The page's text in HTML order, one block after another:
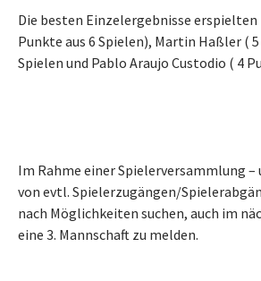
Die besten Einzelergebnisse erspielten
Punkte aus 6 Spielen), Martin Haßler (
Spielen und Pablo Araujo Custodio ( 4
Im Rahme einer Spielerversammlung –
von evtl. Spielerzugängen/
nach Möglichkeiten suchen, auch im
eine 3. Mannschaft zu melden.